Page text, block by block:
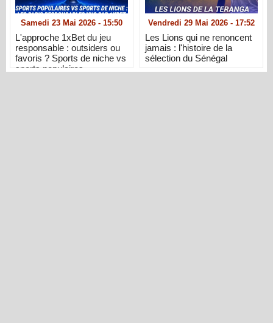
Samedi 23 Mai 2026 - 15:50
L'approche 1xBet du jeu
responsable : outsiders ou
favoris ? Sports de niche vs
sports populaires
Vendredi 29 Mai 2026 - 17:52
Les Lions qui ne renoncent
jamais : l'histoire de la
sélection du Sénégal